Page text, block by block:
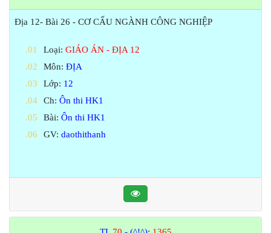
Địa 12- Bài 26 - CƠ CẤU NGÀNH CÔNG NGHIỆP
Loại:GIÁO ÁN - ĐỊA 12
Môn:ĐỊA
Lớp: 12
Ch:Ôn thi HK1
Bài:Ôn thi HK1
GV:daothithanh